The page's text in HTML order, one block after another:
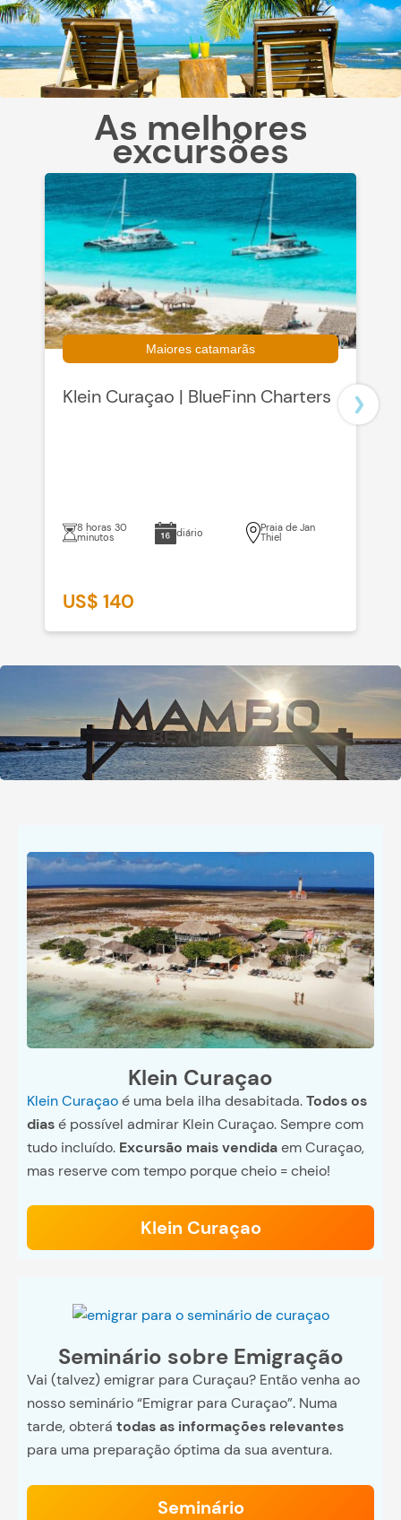
As melhores
excursões
Maiores catamarãs
Klein Curaçao | BlueFinn Charters
8 horas 30
minutos diário Praia de Jan
Thiel
US$ 140
Klein Curaçao
Klein Curaçaoé uma bela ilha desabitada.Todos os
diasé possível admirar Klein Curaçao. Sempre com
tudo incluído. Excursão mais vendidaem Curaçao,
mas reserve com tempo porque cheio = cheio!
Klein Curaçao
Seminário sobre Emigração
Vai (talvez) emigrar para Curaçau? Então venha ao
nosso seminário “Emigrar para Curaçao”. Numa
tarde, obterá todas as informações relevantes
para uma preparação óptima da sua aventura.
Seminário